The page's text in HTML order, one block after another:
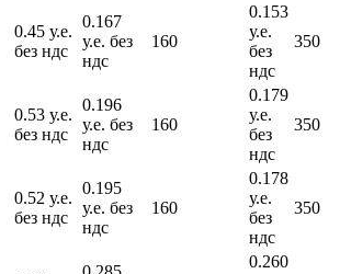
0.45 у.е.
без ндс
0.167
у.е. без
ндс
160
0.153
у.е.
без
ндс
350
0.53 у.е.
без ндс
0.196
у.е. без
ндс
160
0.179
у.е.
без
ндс
350
0.52 у.е.
без ндс
0.195
у.е. без
ндс
160
0.178
у.е.
без
ндс
350
0.260